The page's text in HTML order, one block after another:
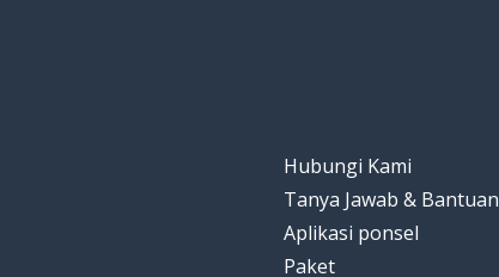
Hubungi Kami
Tanya Jawab & Bantuan
Aplikasi ponsel
Paket